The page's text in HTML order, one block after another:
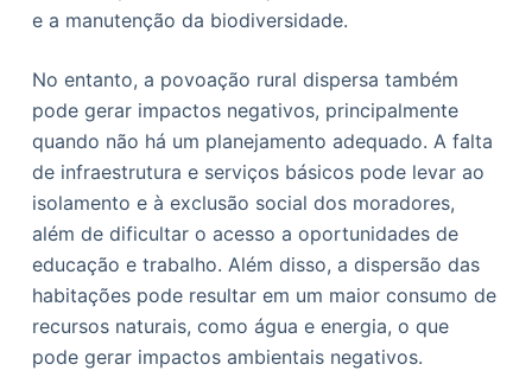
e a manutenção da biodiversidade.
No entanto, a povoação rural dispersa também
pode gerar impactos negativos, principalmente
quando não há um planejamento adequado. A falta
de infraestrutura e serviços básicos pode levar ao
isolamento e à exclusão social dos moradores,
além de dificultar o acesso a oportunidades de
educação e trabalho. Além disso, a dispersão das
habitações pode resultar em um maior consumo de
recursos naturais, como água e energia, o que
pode gerar impactos ambientais negativos.